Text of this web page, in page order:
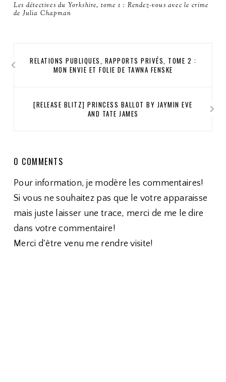
Les détectives du Yorkshire, tome 1 : Rendez-vous avec le crime
de Julia Chapman
RELATIONS PUBLIQUES, RAPPORTS PRIVÉS, TOME 2 :
MON ENVIE ET FOLIE DE TAWNA FENSKE
[RELEASE BLITZ] PRINCESS BALLOT BY JAYMIN EVE
AND TATE JAMES
0 COMMENTS
Pour information, je modère les commentaires!
Si vous ne souhaitez pas que le votre apparaisse
mais juste laisser une trace, merci de me le dire
dans votre commentaire!
Merci d'être venu me rendre visite!